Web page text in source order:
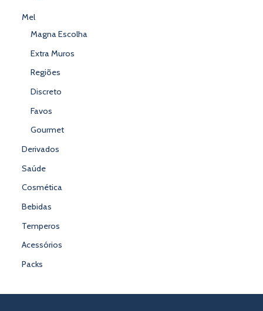
Mel
Magna Escolha
Extra Muros
Regiões
Discreto
Favos
Gourmet
Derivados
Saúde
Cosmética
Bebidas
Temperos
Acessórios
Packs